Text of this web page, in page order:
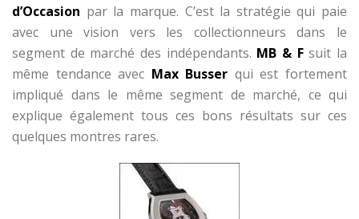
d’Occasion par la marque. C’est la stratégie qui paie
avec une vision vers les collectionneurs dans le
segment de marché des indépendants. MB & Fsuit la
même tendance avec Max Busser qui est fortement
impliqué dans le même segment de marché, ce qui
explique également tous ces bons résultats sur ces
quelques montres rares.